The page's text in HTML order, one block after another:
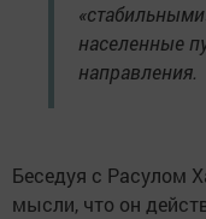
населенные
направления.
Беседуя с Расулом
мысли, что он